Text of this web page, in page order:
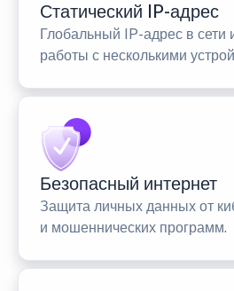
Статический IP-адрес
Глобальный IP-адрес в сети
работы с несколькими
Безопасный интернет
Защита личных данных от
и мошеннических программ.